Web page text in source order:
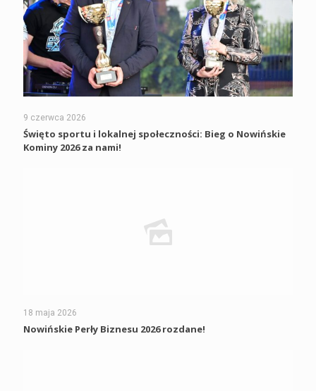
9 czerwca 2026
Święto sportu i lokalnej społeczności: Bieg o Nowińskie
Kominy 2026 za nami!
18 maja 2026
Nowińskie Perły Biznesu 2026 rozdane!